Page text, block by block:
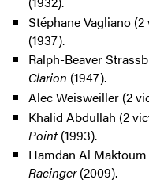
Stéphane Vagliano
(1937).
Ralph-Beaver
Clarion (1947).
Alec Weisweiller (2
Khalid Abdullah (2
Point(1993).
Hamdan Al
Racinger(2009).